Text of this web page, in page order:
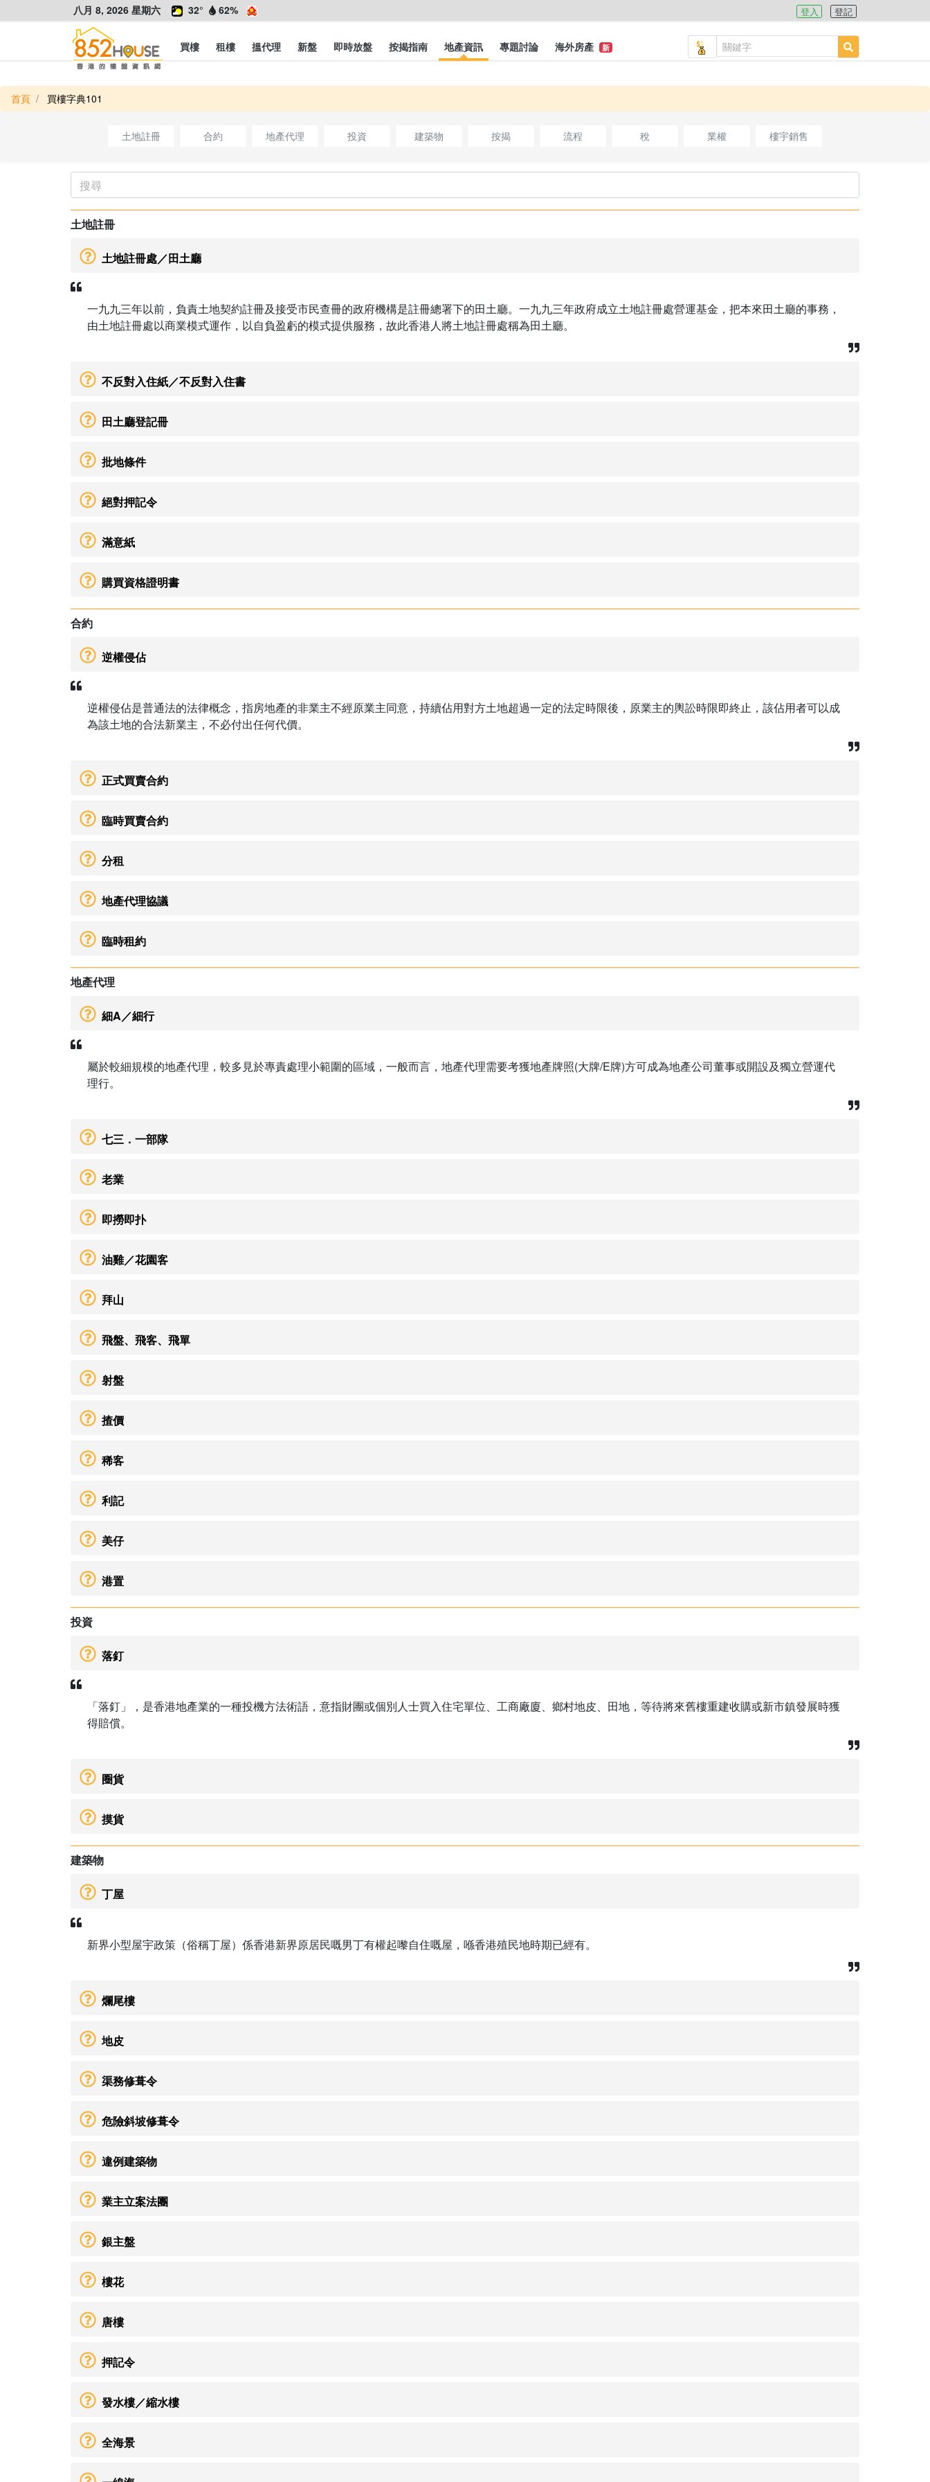
八月 8, 2026 星期六 32° 62% 登入 登記
買樓 租樓 搵代理 新盤 即時放盤 按揭指南 地產資訊 專題討論 海外房產 新
首頁 買樓字典101
土地註冊 合約 地產代理 投資 建築物 按揭 流程 稅 業權 樓宇銷售
土地註冊
土地註冊處／田土廳
一九九三年以前，負責土地契約註冊及接受市民查冊的政府機構是註冊總署下的田土廳。一九九三年政府成立土地註冊處營運基金，把本來田土廳的事務，
由土地註冊處以商業模式運作，以自負盈虧的模式提供服務，故此香港人將土地註冊處稱為田土廳。
不反對入住紙／不反對入住書
田土廳登記冊
批地條件
絕對押記令
滿意紙
購買資格證明書
合約
逆權侵佔
逆權侵佔是普通法的法律概念，指房地產的非業主不經原業主同意，持續佔用對方土地超過一定的法定時限後，原業主的輿訟時限即終止，該佔用者可以成
為該土地的合法新業主，不必付出任何代價。
正式買賣合約
臨時買賣合約
分租
地產代理協議
臨時租約
地產代理
細A／細行
屬於較細規模的地產代理，較多見於專責處理小範圍的區域，一般而言，地產代理需要考獲地產牌照(大牌/E牌)方可成為地產公司董事或開設及獨立營運代
理行。
七三．一部隊
老業
即撈即扑
油雞／花園客
拜山
飛盤、飛客、飛單
射盤
揸價
稀客
利記
美仔
港置
投資
落釘
「落釘」，是香港地產業的一種投機方法術語，意指財團或個別人士買入住宅單位、工商廠廈、鄉村地皮、田地，等待將來舊樓重建收購或新市鎮發展時獲
得賠償。
圈貨
摸貨
建築物
丁屋
新界小型屋宇政策（俗稱丁屋）係香港新界原居民嘅男丁有權起嚟自住嘅屋，喺香港殖民地時期已經有。
爛尾樓
地皮
渠務修葺令
危險斜坡修葺令
違例建築物
業主立案法團
銀主盤
樓花
唐樓
押記令
發水樓／縮水樓
全海景